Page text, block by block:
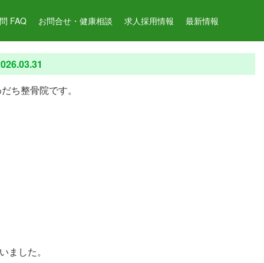
FAQ お問合せ・健康相談 求人採用情報 最新情報
ち整骨院です。
ました。